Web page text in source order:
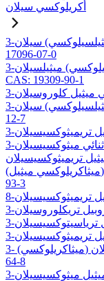
أكريلوكسي سيلان
3-ميثاكريلوكسي بروبيلتريس (تريميثيلسيلوكسي) سيلان CAS:
17096-07-0
3-ميثاكريلويلوكسي بروبيلبيس (تريميثيلسيلوكسي) ميثيلسيلان
CAS: 19309-90-1
3-أكريلوكسي بروبيلتريس (تريميثيلسيلوكسي) سيلان CAS: 17096-
12-7
(ميثاكريلوكسي ميثيل) ميثيل ثنائي ميثوكسيسيلان CAS: 121177-
93-3
3- (ميثاكريلوكسي) بروبيل ثنائي ميثيل ميثوكسيسيلان CAS: 66753-
64-8